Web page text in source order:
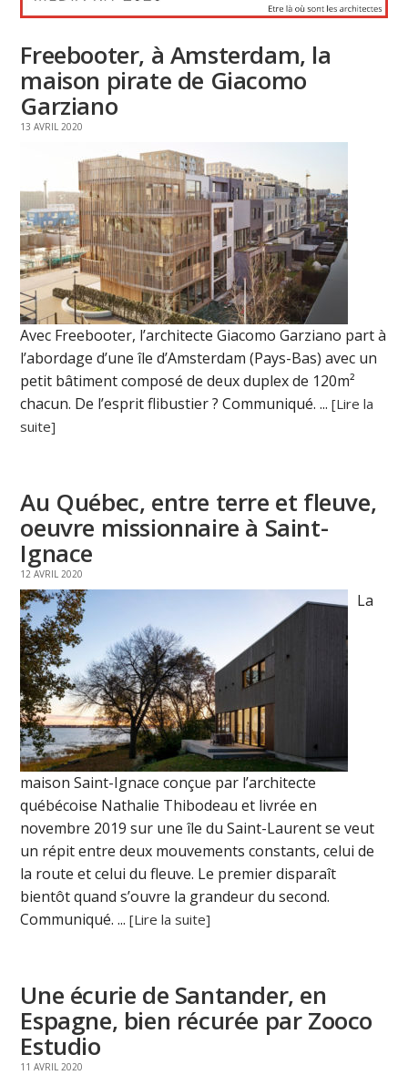
Freebooter, à Amsterdam, la
maison pirate de Giacomo
Garziano
13 AVRIL 2020
Avec Freebooter, l’architecte Giacomo Garziano part à
l’abordage d’une île d’Amsterdam (Pays-Bas) avec un
petit bâtiment composé de deux duplex de 120m²
chacun. De l’esprit flibustier ? Communiqué. ...[Lire la
suite]
Au Québec, entre terre et fleuve,
oeuvre missionnaire à Saint-
Ignace
12 AVRIL 2020
La
maison Saint-Ignace conçue par l’architecte
québécoise Nathalie Thibodeau et livrée en
novembre 2019 sur une île du Saint-Laurent se veut
un répit entre deux mouvements constants, celui de
la route et celui du fleuve. Le premier disparaît
bientôt quand s’ouvre la grandeur du second.
Communiqué. ...[Lire la suite]
Une écurie de Santander, en
Espagne, bien récurée par Zooco
Estudio
11 AVRIL 2020